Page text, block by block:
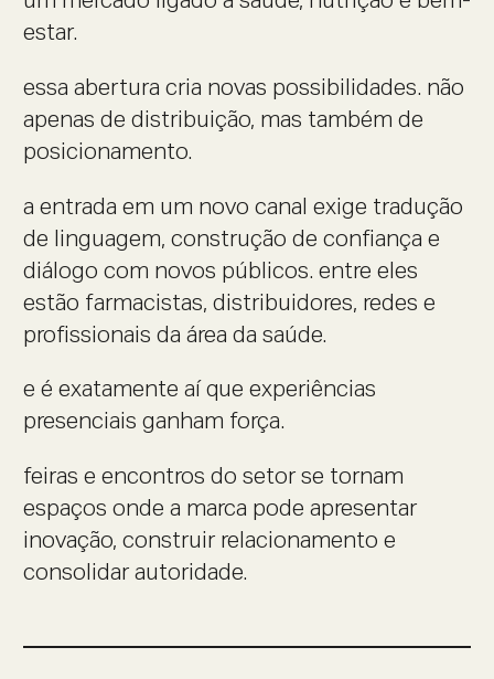
estar.
essa abertura cria novas possibilidades. não
apenas de distribuição, mas também de
posicionamento.
a entrada em um novo canal exige tradução
de linguagem, construção de confiança e
diálogo com novos públicos. entre eles
estão farmacistas, distribuidores, redes e
profissionais da área da saúde.
e é exatamente aí que experiências
presenciais ganham força.
feiras e encontros do setor se tornam
espaços onde a marca pode apresentar
inovação, construir relacionamento e
consolidar autoridade.